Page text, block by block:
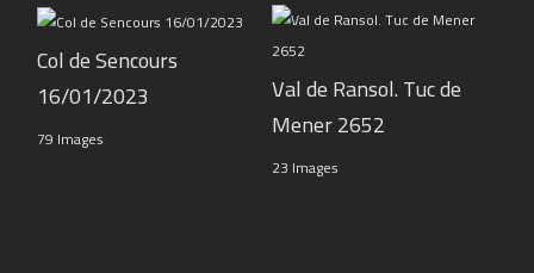
Col de Sencours
16/01/2023
79 Images
Val de Ransol. Tuc de
Mener 2652
23 Images